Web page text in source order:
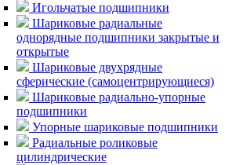
Игольчатые подшипники
Шариковые радиальные
однорядные подшипники закрытые и
открытые
Шариковые двухрядные
сферические (самоцентрирующиеся)
Шариковые радиально-упорные
подшипники
Упорные шариковые подшипники
Радиальные роликовые
цилиндрические